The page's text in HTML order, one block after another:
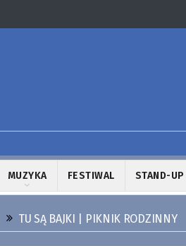
MUZYKA FESTIWAL STAND-UP
TU SĄ BAJKI | PIKNIK RODZINNY